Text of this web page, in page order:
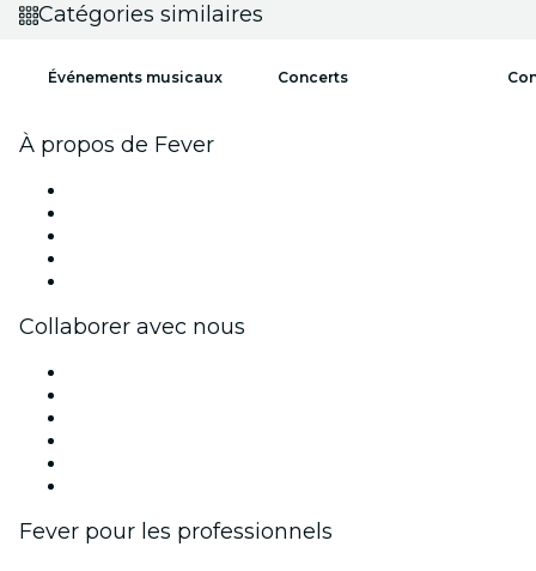
Catégories similaires
Événements musicaux Concerts
À propos de Fever
Collaborer avec nous
Fever pour les professionnels